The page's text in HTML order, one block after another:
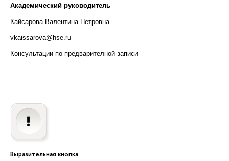
Академический руководитель
Кайсарова Валентина Петровна
vkaissarova@hse.ru
Консультации по предварителной записи
Выразительная кнопка